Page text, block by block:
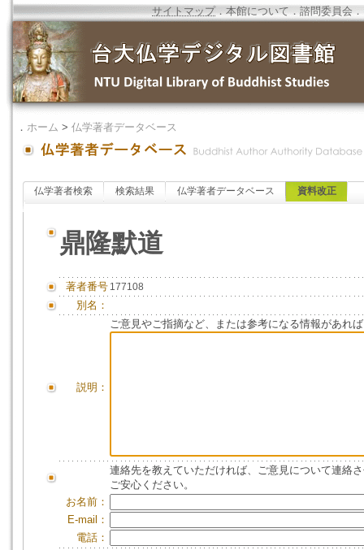
サイトマップ．本館について ．諮問委員会 ．
． ホーム > 仏学著者データベース
仏学著者検索 検索結果 仏学著者データベース 資料改正
鼎隆默道
著者番号 177108
別名：
説明：
ご意見やご指摘など、または参考になる情報があれ
連絡先を教えていただければ、ご意見について連絡
ご安心ください。
お名前：
E-mail：
電話：